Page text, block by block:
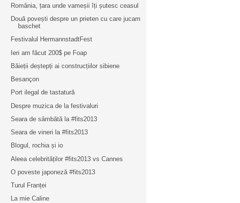
România, țara unde vameșii îți șutesc ceasul
Două povești despre un prieten cu care jucam
baschet
Festivalul HermannstadtFest
Ieri am făcut 200$ pe Foap
Băieții deștepți ai construcțiilor sibiene
Besançon
Port ilegal de tastatură
Despre muzica de la festivaluri
Seara de sâmbătă la #fits2013
Seara de vineri la #fits2013
Blogul, rochia și io
Aleea celebrităților #fits2013 vs Cannes
O poveste japoneză #fits2013
Turul Franței
La mie Caline